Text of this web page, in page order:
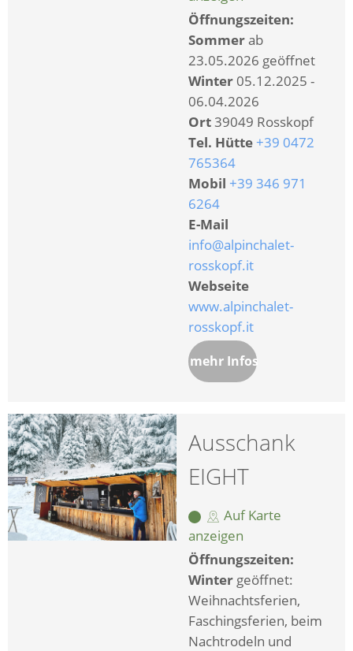
Öffnungszeiten:
Sommerab
23.05.2026 geöffnet
Winter 05.12.2025 -
06.04.2026
Ort39049 Rosskopf
Tel. Hütte +39 0472
765364
Mobil +39 346 971
6264
E-Mail
info@alpinchalet-
rosskopf.it
Webseite
www.alpinchalet-
rosskopf.it
mehr Infos
Ausschank
EIGHT
Auf Karte
anzeigen
Öffnungszeiten:
Winter geöffnet:
Weihnachtsferien,
Faschingsferien, beim
Nachtrodeln und